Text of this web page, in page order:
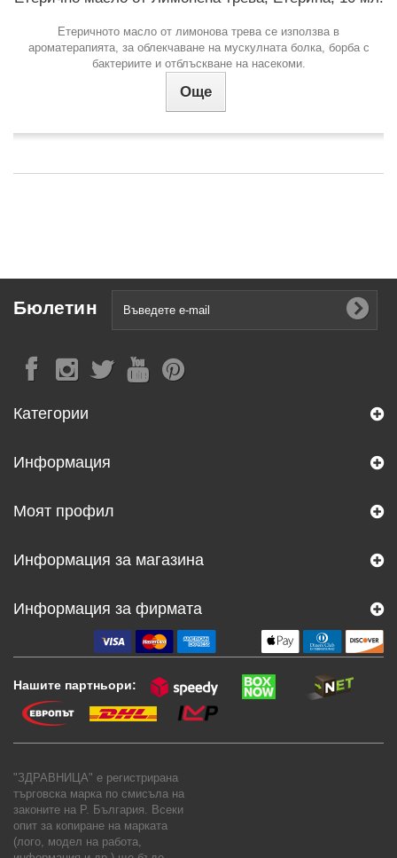
Етеричното масло от лимонова трева се използва в
ароматерапията, за облекчаване на мускулната болка, борба с
бактериите и отблъскване на насекоми.
Още
Бюлетин
Категории
Информация
Моят профил
Информация за магазина
Информация за фирмата
Нашите партньори:
"ЗДРАВНИЦА" е регистрирана
търговска марка по смисъла на
законите на Р. България. Всеки
опит за копиране на марката
(лого, модел на работа,